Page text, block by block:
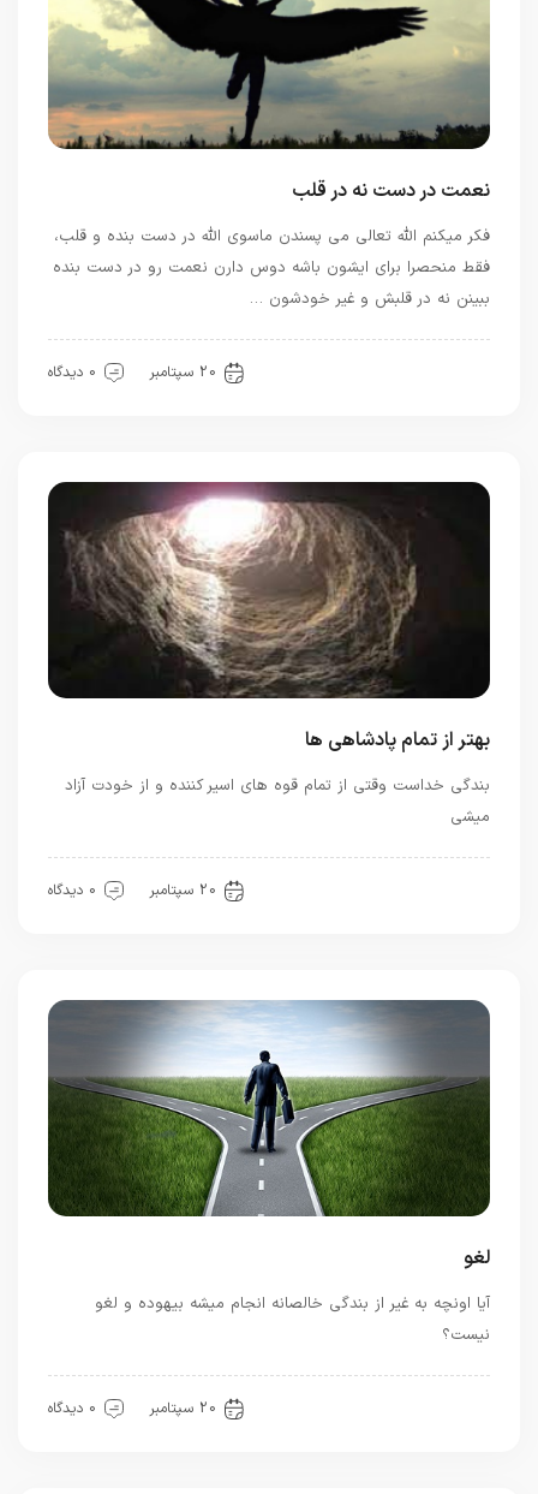
نعمت در دست نه در قلب
فکر میکنم الله تعالی می پسندن ماسوی الله در دست بنده و قلب،
فقط منحصرا برای ایشون باشه دوس دارن نعمت رو در دست بنده
ببینن نه در قلبش و غیر خودشون …
20 سپتامبر 0 دیدگاه
بهتر از تمام پادشاهی ها
بندگی خداست وقتی از تمام قوه های اسیر کننده و از خودت آزاد
میشی
20 سپتامبر 0 دیدگاه
لغو
آیا اونچه به غیر از بندگی خالصانه انجام میشه بیهوده و لغو
نیست؟
20 سپتامبر 0 دیدگاه